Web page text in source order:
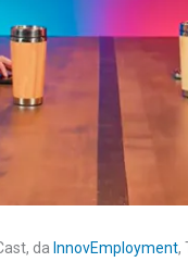
da InnovEmployment,